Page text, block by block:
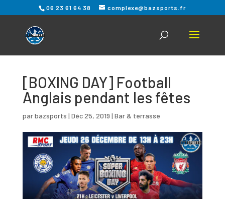
06 23 61 64 38 complexe@bazsports.fr
[BOXING DAY] Football
Anglais pendant les fêtes
parbazsports | Déc 25, 2019 | Bar & terrasse